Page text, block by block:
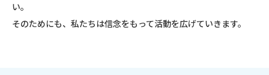
い。
そのためにも、私たちは信念をもって活動を広げていきます。